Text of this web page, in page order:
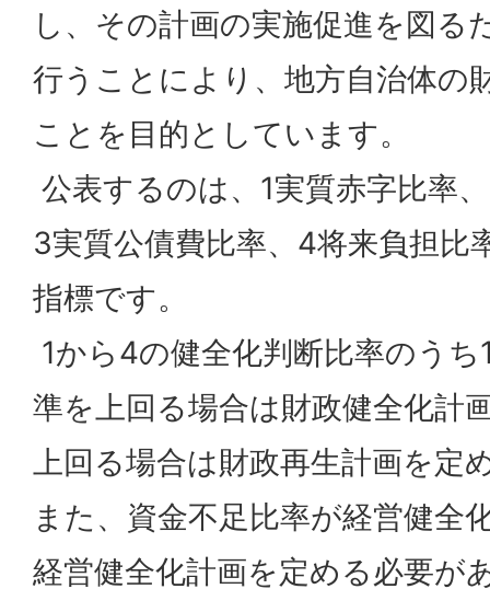
し、その計画の実施促進を図る
行うことにより、地方自治体の
ことを目的としています。
公表するのは、1実質赤字比率
3実質公債費比率、4将来負担比
指標です。
1から4の健全化判断比率のう
準を上回る場合は財政健全化計
上回る場合は財政再生計画を定
また、資金不足比率が経営健全
経営健全化計画を定める必要が